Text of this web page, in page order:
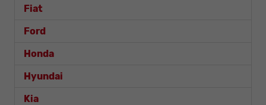
Fiat
Ford
Honda
Hyundai
Kia